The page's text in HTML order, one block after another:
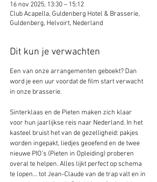
16 nov 2025, 13:30 – 15:12
Club Acapella, Guldenberg Hotel & Brasserie,
Guldenberg, Helvoirt, Nederland
Dit kun je verwachten
Een van onze arrangementen geboekt? Dan
word je een uur voordat de film start verwacht
in onze brasserie.
Sinterklaas en de Pieten maken zich klaar
voor hun jaarlijkse reis naar Nederland. In het
kasteel bruist het van de gezelligheid: pakjes
worden ingepakt, liedjes geoefend en de twee
nieuwe PIO’s (Pieten in Opleiding) proberen
overal te helpen. Alles lijkt perfect op schema
te lopen… tot Jean-Claude van de trap valt en in